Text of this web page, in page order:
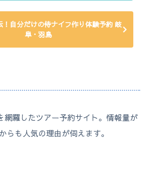
！自分だけの侍ナイフ作り体験予約 岐
阜・羽島
網羅したツアー予約サイト。情報量が
らも人気の理由が伺えます。